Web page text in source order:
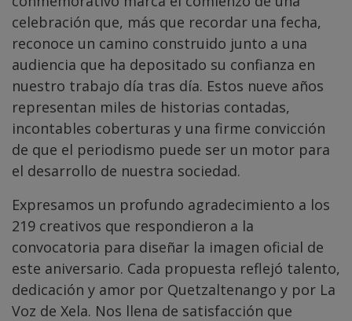
celebración que, más que recordar una fecha,
reconoce un camino construido junto a una
audiencia que ha depositado su confianza en
nuestro trabajo día tras día. Estos nueve años
representan miles de historias contadas,
incontables coberturas y una firme convicción
de que el periodismo puede ser un motor para
el desarrollo de nuestra sociedad.
Expresamos un profundo agradecimiento a los
219 creativos que respondieron a la
convocatoria para diseñar la imagen oficial de
este aniversario. Cada propuesta reflejó talento,
dedicación y amor por Quetzaltenango y por La
Voz de Xela. Nos llena de satisfacción que